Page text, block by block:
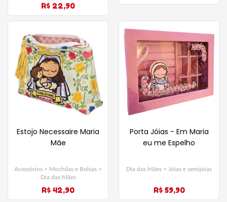
R$ 22,90
Estojo Necessaire Maria
Mãe
Acessórios > Mochilas e Bolsas >
Dia das Mães
R$ 42,90
Porta Jóias - Em Maria
eu me Espelho
Dia das Mães > Jóias e semijóias
R$ 59,90